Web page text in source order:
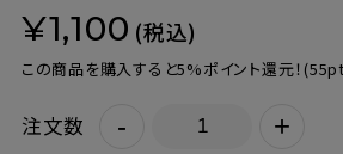
利用規約
¥1,100 (税込)
この商品を購入すると5%ポイント還元！
注文数 - +